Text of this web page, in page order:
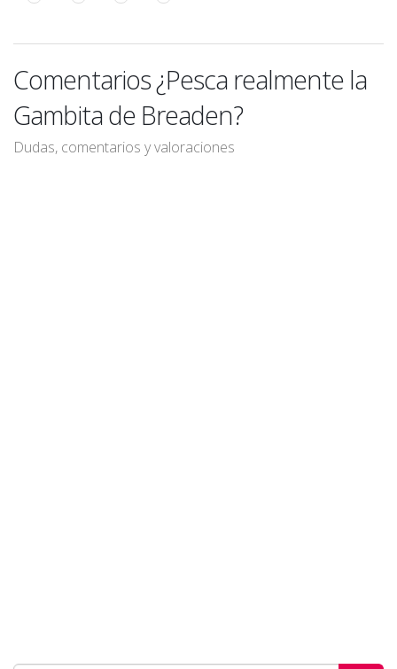
Comentarios ¿Pesca realmente la
Gambita de Breaden?
Dudas, comentarios y valoraciones